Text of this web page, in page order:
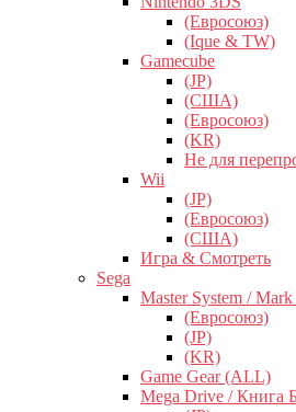
(Евросоюз)
(Ique & TW)
Gamecube
(JP)
(США)
(Евросоюз)
(KR)
Не для
Wii
(JP)
(Евросоюз)
(США)
Игра & Смотреть
Sega
Master System /
(Евросоюз)
(JP)
(KR)
Game Gear (ALL)
Mega Drive / Книга